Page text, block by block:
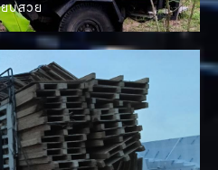
ยบสวย